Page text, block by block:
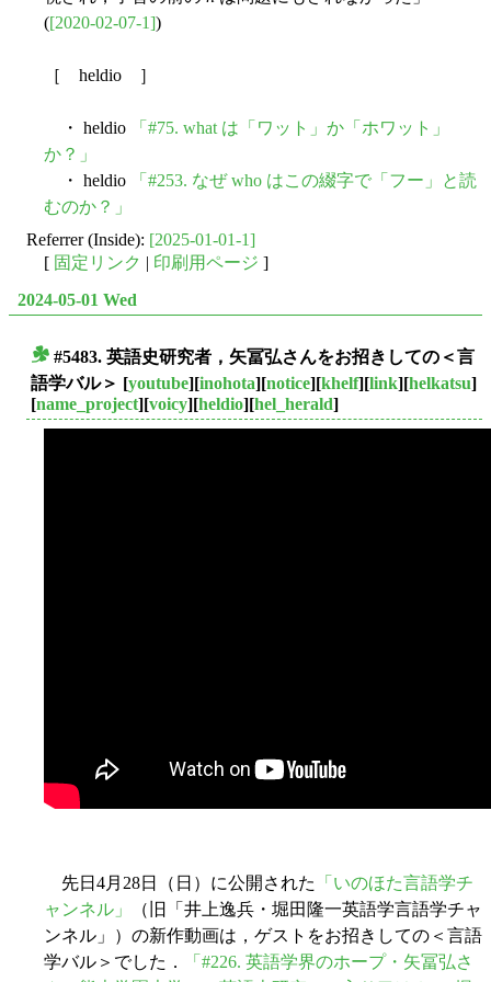
([2020-02-07-1])
［ heldio ］
・ heldio
「#75. what は「ワット」か「ホワット」
か？」
・ heldio
「#253. なぜ who はこの綴字で「フー」と読
むのか？」
Referrer (Inside): [2025-01-01-1]
[ 固定リンク | 印刷用ページ ]
2024-05-01 Wed
#5483. 英語史研究者，矢冨弘さんをお招きしての＜言
語学バル＞ [youtube][inohota][notice][khelf][link][helkatsu]
[name_project][voicy][heldio][hel_herald]
先日4月28日（日）に公開された
「いのほた言語学チ
ャンネル」
（旧「井上逸兵・堀田隆一英語学言語学チャ
ンネル」）の新作動画は，ゲストをお招きしての＜言語
学バル＞でした．
「#226. 英語学界のホープ・矢冨弘さ